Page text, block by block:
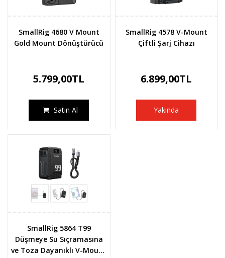
SmallRig 4680 V Mount
Gold Mount Dönüştürücü
5.799,00TL
Satın Al
SmallRig 4578 V-Mount
Çiftli Şarj Cihazı
6.899,00TL
Yakında
SmallRig 5864 T99
Düşmeye Su Sıçramasına
ve Toza Dayanıklı V-Mount